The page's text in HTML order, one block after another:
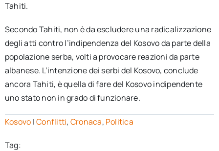
Tahiti.
Secondo Tahiti, non è da escludere una radicalizzazione
degli atti contro l’indipendenza del Kosovo da parte della
popolazione serba, volti a provocare reazioni da parte
albanese. L’intenzione dei serbi del Kosovo, conclude
ancora Tahiti, è quella di fare del Kosovo indipendente
uno stato non in grado di funzionare.
Kosovo |Conflitti, Cronaca, Politica
Tag: